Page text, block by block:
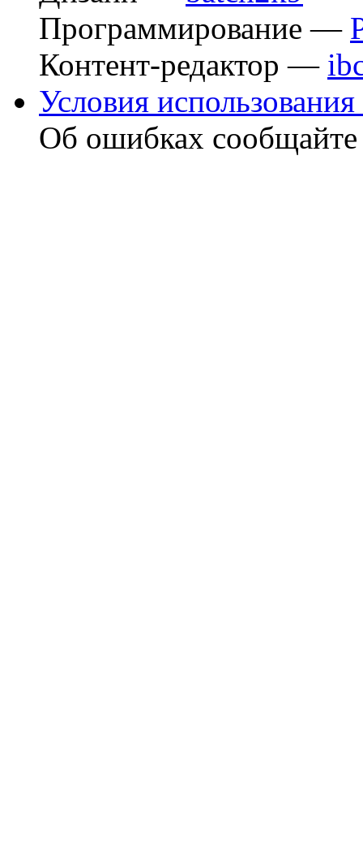
Программирование —
Контент-редактор —
Условия использования
Об ошибках